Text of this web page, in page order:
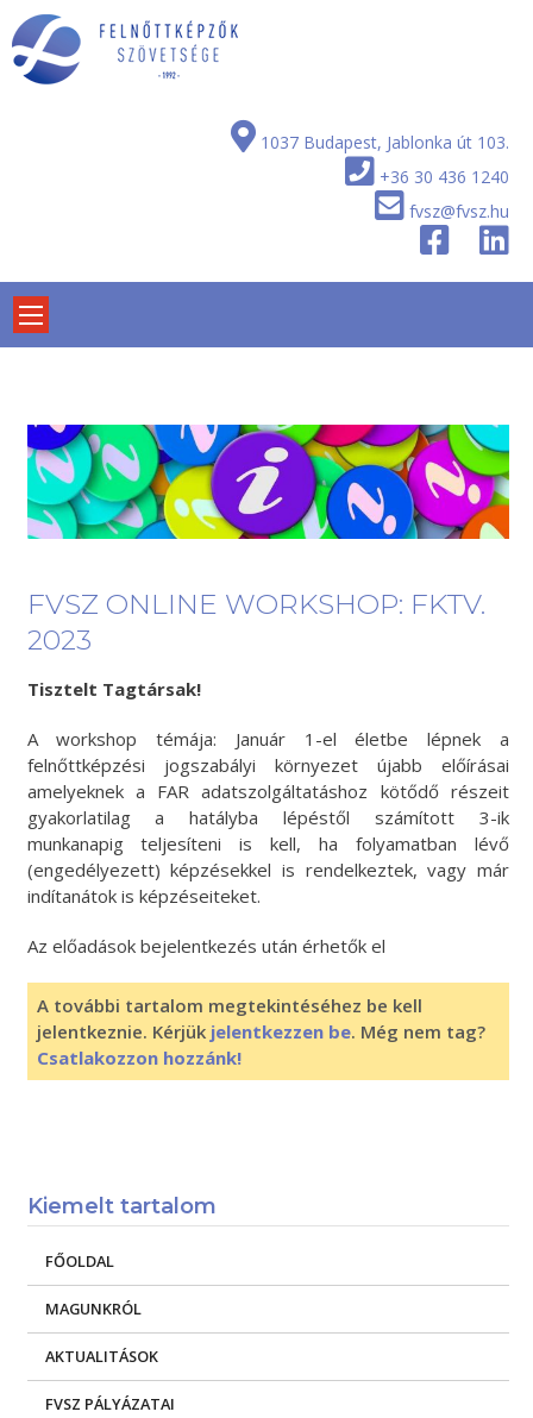
Skip
to
content
1037 Budapest, Jablonka út 103.
+36 30 436 1240
fvsz@fvsz.hu
FVSZ ONLINE WORKSHOP: FKTV.
2023
Tisztelt Tagtársak!
A workshop témája: Január 1-el életbe lépnek a
felnőttképzési jogszabályi környezet újabb előírásai
amelyeknek a FAR adatszolgáltatáshoz kötődő részeit
gyakorlatilag a hatályba lépéstől számított 3-ik
munkanapig teljesíteni is kell, ha folyamatban lévő
(engedélyezett) képzésekkel is rendelkeztek, vagy már
indítanátok is képzéseiteket.
Az előadások bejelentkezés után érhetők el
A további tartalom megtekintéséhez be kell
jelentkeznie. Kérjük jelentkezzen be. Még nem tag?
Csatlakozzon hozzánk!
Kiemelt tartalom
FŐOLDAL
MAGUNKRÓL
AKTUALITÁSOK
FVSZ PÁLYÁZATAI